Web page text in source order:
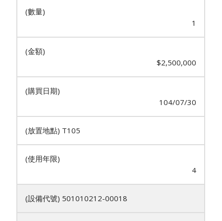
1
$2,500,000
104/07/30
T105
4
501010212-00018